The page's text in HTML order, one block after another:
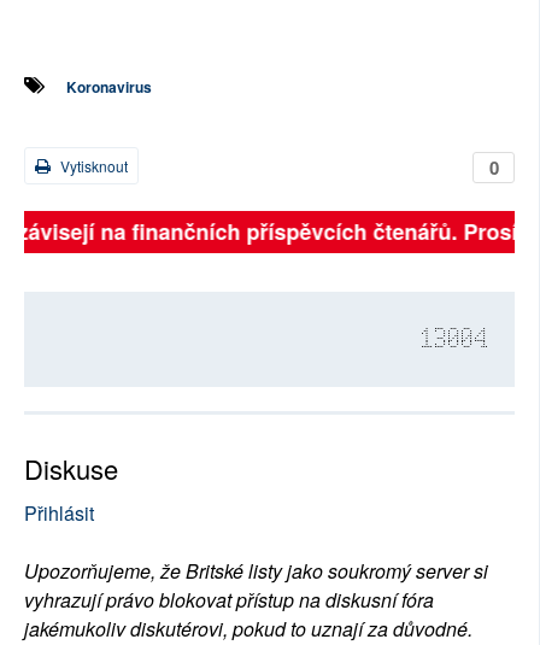
Koronavirus
0
Vytisknout
na finančních příspěvcích čtenářů.
13004
Diskuse
Přihlásit
Upozorňujeme, že Britské listy jako soukromý server si
vyhrazují právo blokovat přístup na diskusní fóra
jakémukoliv diskutérovi, pokud to uznají za důvodné.